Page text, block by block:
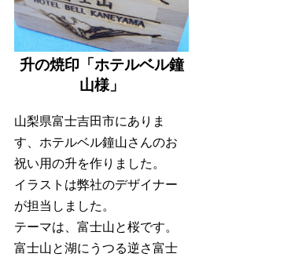
升の焼印「ホテルベル鐘
山様」
山梨県富士吉田市にありま
す、ホテルベル鐘山さんのお
祝い用の升を作りました。
イラストは弊社のデザイナー
が担当しました。
テーマは、富士山と桜です。
富士山と湖にうつる逆さ富士